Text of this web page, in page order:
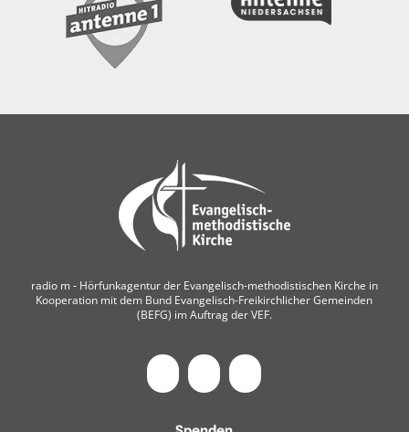
radio m ‐ Hörfunkagentur der Evangelisch-methodistischen Kirche in
Kooperation mit dem Bund Evangelisch-Freikirchlicher Gemeinden
(BEFG) im Auftrag der VEF.